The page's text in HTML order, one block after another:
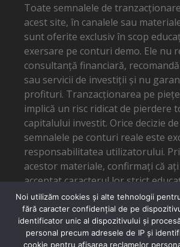
Toate semnalele de
acest site, în canalele sau
sunt oferite exclusiv în scop
exersare pe conturi demo. Ele nu
consultanță financiară,
sau servicii de investiții și nu
profituri. Tranzacționarea pe
implică un risc ridicat de pierdere
capitalului investit. Orice decizie
semnalele pe conturi reale este
responsabilitatea utilizatorului.
acestor materiale, confirmați că
acceptat caracterul lor strict
că autorul nu poate fi tras la
eventuale pierderi financiare.
Noi utilizăm cookies și alte tehnologii
fără caracter confidențial de pe
identificator unic al dispozitivului și
personal precum adresele de IP și
cookie pentru afișarea reclamelor